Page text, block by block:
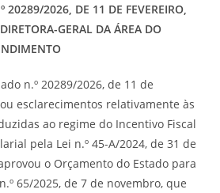
20289/2026, DE 11 DE FEVEREIRO,
GERAL DA ÁREA DO
n.º 20289/2026, de 11 de
esclarecimentos relativamente às
ao regime do Incentivo Fiscal
pela Lei n.º 45-A/2024, de 31 de
o Orçamento do Estado para
65/2025, de 7 de novembro, que